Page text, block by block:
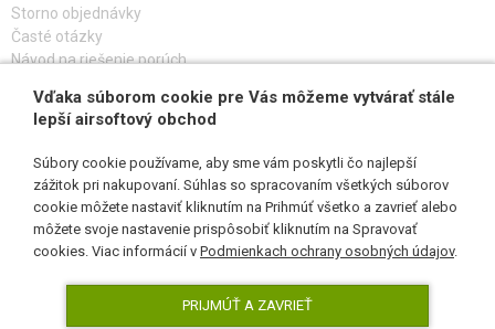
Storno objednávky
Časté otázky
Návod na riešenie porúch
PRIHLÁS SA K ODBERU
SLEDUJ NÁS
Vďaka súborom cookie pre Vás môžeme vytvárať stále
lepší airsoftový obchod
Súbory cookie používame, aby sme vám poskytli čo najlepší
zážitok pri nakupovaní. Súhlas so spracovaním všetkých súborov
cookie môžete nastaviť kliknutím na Prihmúť všetko a zavrieť alebo
môžete svoje nastavenie prispôsobiť kliknutím na Spravovať
cookies. Viac informácií v Podmienkach ochrany osobných údajov.
PRIJMÚŤ A ZAVRIEŤ